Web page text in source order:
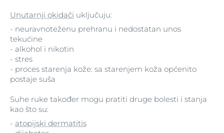
Unutarnji okidači uključuju:
- neuravnoteženu prehranu i nedostatan unos
tekućine
- alkohol i nikotin
- stres
- proces starenja kože: sa starenjem koža općenito
postaje suša
Suhe ruke također mogu pratiti druge bolesti i stanja
kao što su:
- atopijski dermatitis